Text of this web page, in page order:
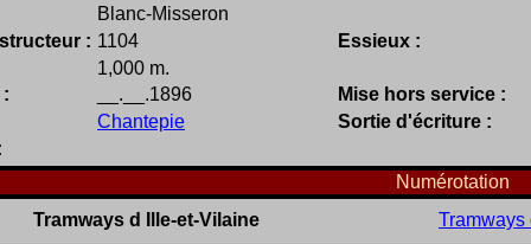
Blanc-Misseron
: 1104
Essieux :
1,000 m.
__.__.1896
Mise hors service :
Chantepie
Sortie d'écriture :
Numérotation
Tramways d Ille-et-Vilaine